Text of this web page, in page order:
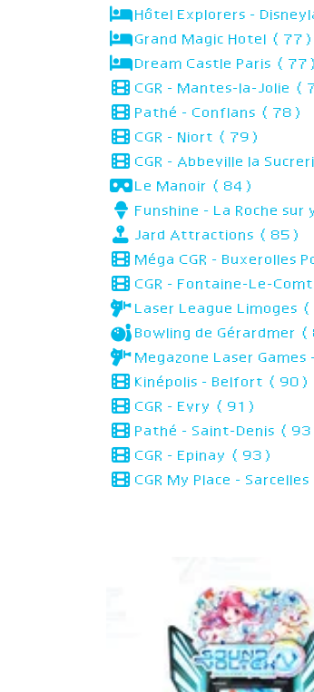
Hôtel Explorers -
Grand Magic Hotel (77)
Dream Castle Paris (77)
CGR - Mantes-la-Jolie
Pathé - Conflans (78)
CGR - Niort (79)
CGR - Abbeville la
Le Manoir (84)
Funshine - La Roche
Jard Attractions (85)
Méga CGR - Buxerolles
CGR - Fontaine-Le-
Laser League Limoges
Bowling de Gérardmer
Megazone Laser
Kinépolis - Belfort (90)
CGR - Evry (91)
Pathé - Saint-Denis
CGR - Epinay (93)
CGR My Place -